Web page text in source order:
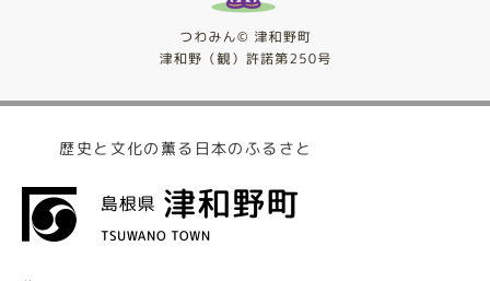
歴史と文化の薫る日本のふるさと